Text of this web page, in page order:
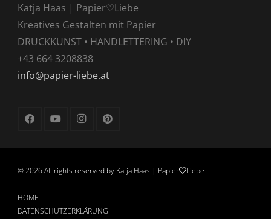
Katja Haas | Papier♡Liebe
Kreatives Gestalten mit Papier
DRUCKKUNST • HANDLETTERING • DIY
+43 664 3208838
info@papier-liebe.at
©2026 All rights reserved by Katja Haas | Papier Liebe
HOME
DATENSCHUTZERKLÄRUNG